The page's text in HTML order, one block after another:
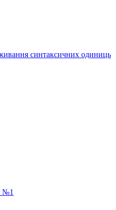
синтаксичних одиниць
№1